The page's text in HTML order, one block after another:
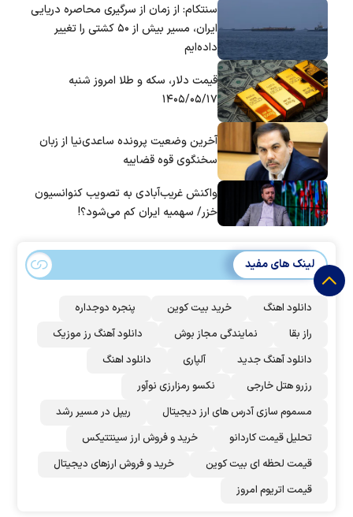
سنتکام: از زمان از سرگیری محاصره دریایی
ایران، مسیر بیش از ۵۰ کشتی را تغییر
داده‌ایم
قیمت دلار، سکه و طلا امروز شنبه
۱۴۰۵/۰۵/۱۷
آخرین وضعیت پرونده ساعدی‌نیا از زبان
سخنگوی قوه قضاییه
واکنش غریب‌آبادی به تصویب کنوانسیون
خزر/ سهمیه ایران کم می‌شود؟!
لینک های مفید
دانلود اهنگ خرید بیت کوین
پنجره دوجداره
راز بقا
نمایندگی مجاز بوش
دانلود آهنگ رز‌ موزیک
دانلود آهنگ جدید
آلپاری
دانلود اهنگ
رزرو هتل خارجی
نکسو رمزارزی نوآور
مسموم سازی آدرس های ارز دیجیتال
ریپل در مسیر رشد
تحلیل قیمت کاردانو
خرید و فروش ارز سینتتیکس
قیمت لحظه ای بیت کوین
خرید و فروش ارزهای دیجیتال
قیمت اتریوم امروز